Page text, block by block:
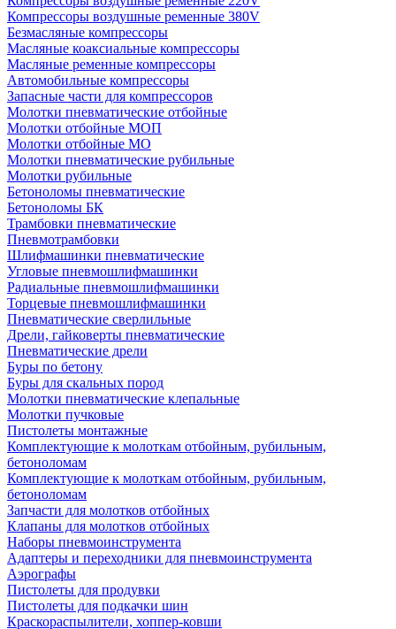
Компрессоры воздушные ременные 380V
Безмасляные компрессоры
Масляные коаксиальные компрессоры
Масляные ременные компрессоры
Автомобильные компрессоры
Запасные части для компрессоров
Молотки пневматические отбойные
Молотки отбойные МОП
Молотки отбойные МО
Молотки пневматические рубильные
Молотки рубильные
Бетоноломы пневматические
Бетоноломы БК
Трамбовки пневматические
Пневмотрамбовки
Шлифмашинки пневматические
Угловые пневмошлифмашинки
Радиальные пневмошлифмашинки
Торцевые пневмошлифмашинки
Пневматические сверлильные
Дрели, гайковерты пневматические
Пневматические дрели
Буры по бетону
Буры для скальных пород
Молотки пневматические клепальные
Молотки пучковые
Пистолеты монтажные
Комплектующие к молоткам отбойным, рубильным,
бетоноломам
Комплектующие к молоткам отбойным, рубильным,
бетоноломам
Запчасти для молотков отбойных
Клапаны для молотков отбойных
Наборы пневмоинструмента
Адаптеры и переходники для пневмоинструмента
Аэрографы
Пистолеты для продувки
Пистолеты для подкачки шин
Краскораспылители, хоппер-ковши